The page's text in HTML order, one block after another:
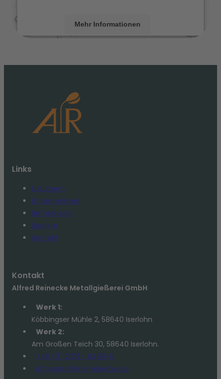
Mehr Informationen
powered byUsercentrics Consent Management
Links
Lösungen
Unternehmen
Referenzen
Karriere
Kontakt
Kontakt
Alfred Reinecke Metallgießerei GmbH
Werk 1:
Köbbingser Mühle 2, 58640 Iserlohn
Werk 2:
Am Großen Teich 30, 58640 Iserlohn.
+49 (0) 2371 - 9490-0
info.ar@alfred-reinecke.de